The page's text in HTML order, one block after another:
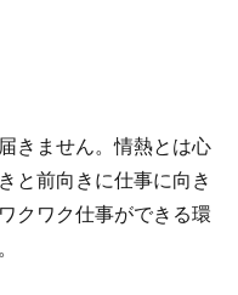
きません。情熱とは心
と前向きに仕事に向き
クワク仕事ができる環